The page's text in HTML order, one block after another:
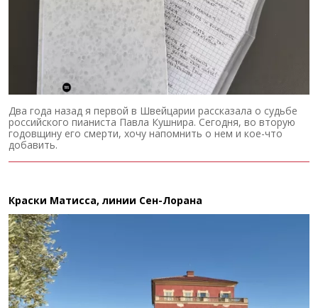
Два года назад я первой в Швейцарии рассказала о судьбе
российского пианиста Павла Кушнира. Сегодня, во вторую
годовщину его смерти, хочу напомнить о нем и кое-что
добавить.
Краски Матисса, линии Сен-Лорана